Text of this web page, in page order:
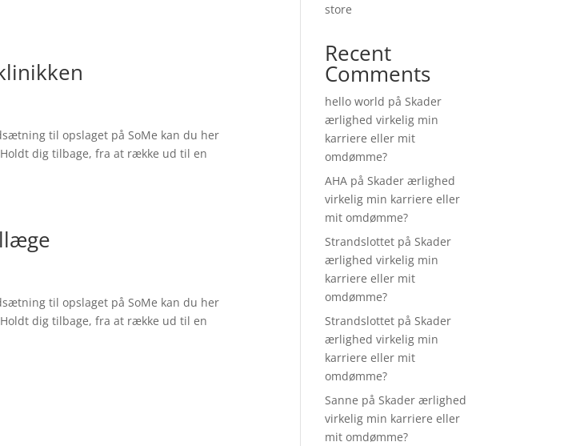
til opslaget på SoMe kan du her
dig tilbage, fra at række ud til en
til opslaget på SoMe kan du her
dig tilbage, fra at række ud til en
store
Recent
Comments
hello world påSkader
ærlighed virkelig min
karriere eller mit
omdømme?
AHA påSkader ærlighed
virkelig min karriere eller
mit omdømme?
Strandslottet påSkader
ærlighed virkelig min
karriere eller mit
omdømme?
Strandslottet påSkader
ærlighed virkelig min
karriere eller mit
omdømme?
Sanne påSkader ærlighed
virkelig min karriere eller
mit omdømme?